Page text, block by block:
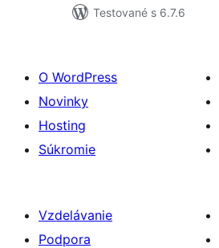
Testované s 6.7.6
O WordPress
Novinky
Hosting
Súkromie
Vzdelávanie
Podpora